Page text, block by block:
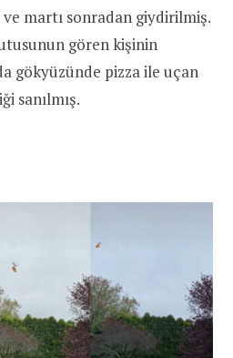
martı sonradan giydirilmiş.
gören kişinin
gökyüzünde pizza ile uçan
sanılmış.